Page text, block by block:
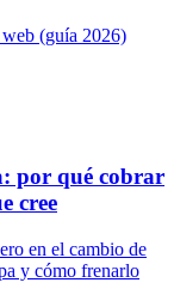
(guía 2026)
por qué cobrar
cree
en el cambio de
y cómo frenarlo